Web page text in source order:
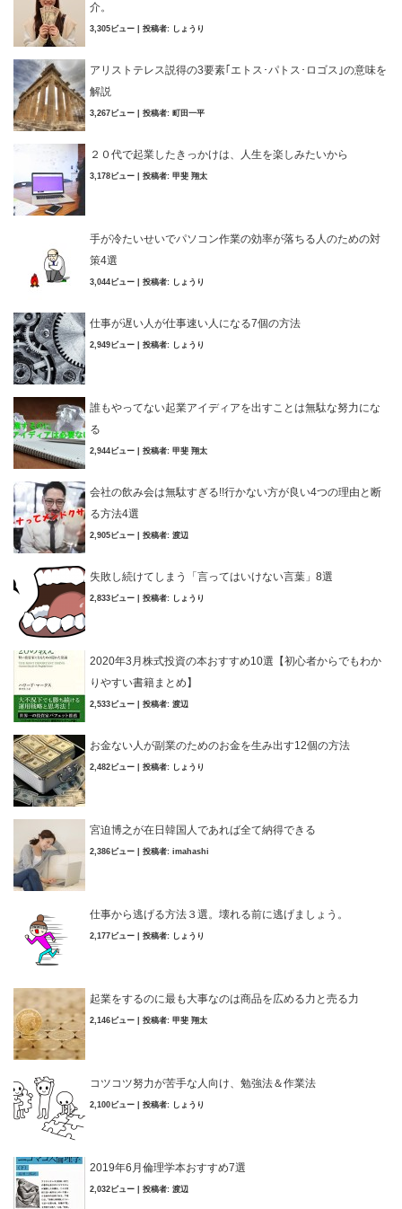
介。
3,305ビュー 投稿者: しょうり
アリストテレス説得の3要素｢エトス･パトス･ロゴス｣の意味を
解説
3,267ビュー 投稿者: 町田一平
２０代で起業したきっかけは、人生を楽しみたいから
3,178ビュー 投稿者: 甲斐 翔太
手が冷たいせいでパソコン作業の効率が落ちる人のための対
策4選
3,044ビュー 投稿者: しょうり
仕事が遅い人が仕事速い人になる7個の方法
2,949ビュー 投稿者: しょうり
誰もやってない起業アイディアを出すことは無駄な努力にな
る
2,944ビュー 投稿者: 甲斐 翔太
会社の飲み会は無駄すぎる!!行かない方が良い4つの理由と断
る方法4選
2,905ビュー 投稿者: 渡辺
失敗し続けてしまう「言ってはいけない言葉」8選
2,833ビュー 投稿者: しょうり
2020年3月株式投資の本おすすめ10選【初心者からでもわか
りやすい書籍まとめ】
2,533ビュー 投稿者: 渡辺
お金ない人が副業のためのお金を生み出す12個の方法
2,482ビュー 投稿者: しょうり
宮迫博之が在日韓国人であれば全て納得できる
2,386ビュー 投稿者: imahashi
仕事から逃げる方法３選。壊れる前に逃げましょう。
2,177ビュー 投稿者: しょうり
起業をするのに最も大事なのは商品を広める力と売る力
2,146ビュー 投稿者: 甲斐 翔太
コツコツ努力が苦手な人向け、勉強法＆作業法
2,100ビュー 投稿者: しょうり
2019年6月倫理学本おすすめ7選
2,032ビュー 投稿者: 渡辺